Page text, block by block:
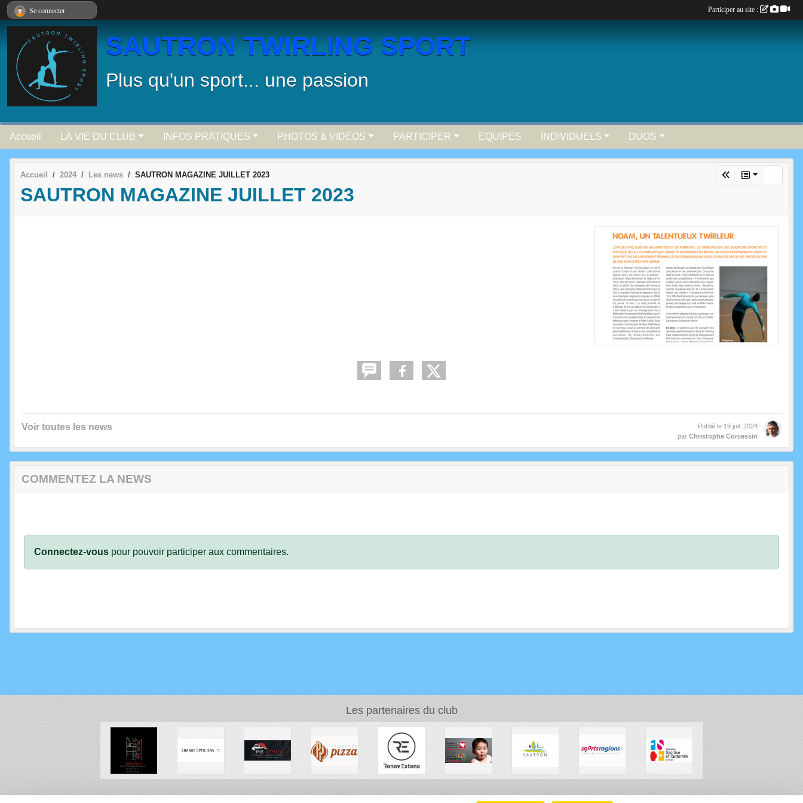
SAUTRON TWIRLING SPORT
Plus qu'un sport... une passion
Accueil LA VIE DU CLUB INFOS PRATIQUES PHOTOS & VIDÉOS PARTICIPER EQUIPES INDIVIDUELS DUOS
Accueil 2024 Les news SAUTRON MAGAZINE JUILLET 2023
SAUTRON MAGAZINE JUILLET 2023
Voir toutes les news Publié le 19 juil. 2024
par Christophe Corcessin
COMMENTEZ LA NEWS
Connectez-vous pour pouvoir participer aux commentaires.
Les partenaires du club
Se connecter Participer au site :
Panneau de gestion des cookies